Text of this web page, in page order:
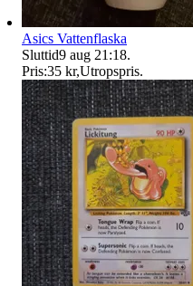
Asics Vattenflaska
Sluttid9 aug 21:18.
Pris:35 kr,Utropspris.